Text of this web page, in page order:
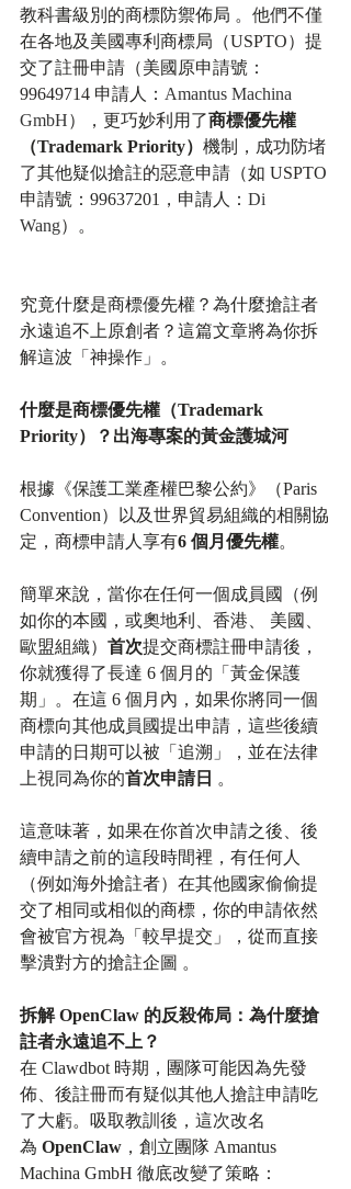
教科書級別的商標防禦佈局 。他們不僅
在各地及美國專利商標局（USPTO）提
交了註冊申請（美國原申請號：
99649714 申請人： Amantus Machina
GmbH），更巧妙利用了商標優先權
（Trademark Priority） 機制，成功防堵
了其他疑似搶註的惡意申請（如 USPTO
申請號：99637201，申請人： Di
Wang）。
究竟什麼是商標優先權？為什麼搶註者
永遠追不上原創者？這篇文章將為你拆
解這波「神操作」。
什麼是商標優先權（Trademark
Priority）？出海專案的黃金護城河
根據《保護工業產權巴黎公約》（Paris
Convention）以及世界貿易組織的相關協
定，商標申請人享有6 個月優先權。​
簡單來說，當你在任何一個成員國（例
如你的本國，或奧地利、香港、 美國、
歐盟組織） 首次提交商標註冊申請後，
你就獲得了長達 6 個月的「黃金保護
期」。在這 6 個月內，如果你將同一個
商標向其他成員國提出申請，這些後續
申請的日期可以被「追溯」，並在法律
上視同為你的首次申請日 。​
這意味著，如果在你首次申請之後、後
續申請之前的這段時間裡，有任何人
（例如海外搶註者）在其他國家偷偷提
交了相同或相似的商標，你的申請依然
會被官方視為「較早提交」，從而直接
擊潰對方的搶註企圖 。​
拆解 OpenClaw 的反殺佈局：為什麼搶
註者永遠追不上？
在 Clawdbot 時期，團隊可能因為先發
佈、後註冊而有疑似其他人搶註申請吃
了大虧。吸取教訓後，這次改名
為 OpenClaw ，創立團隊 Amantus
Machina GmbH 徹底改變了策略：